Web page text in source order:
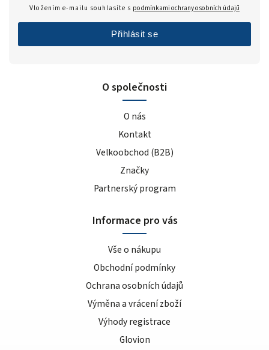
O společnosti
O nás
Kontakt
Velkoobchod (B2B)
Značky
Partnerský program
Informace pro vás
Vše o nákupu
Obchodní podmínky
Ochrana osobních údajů
Výměna a vrácení zboží
Výhody registrace
Glovion
Vložením e-mailu souhlasíte s podmínkami ochrany osobních údajů
Přihlásit se